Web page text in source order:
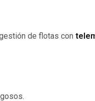
de flotas con